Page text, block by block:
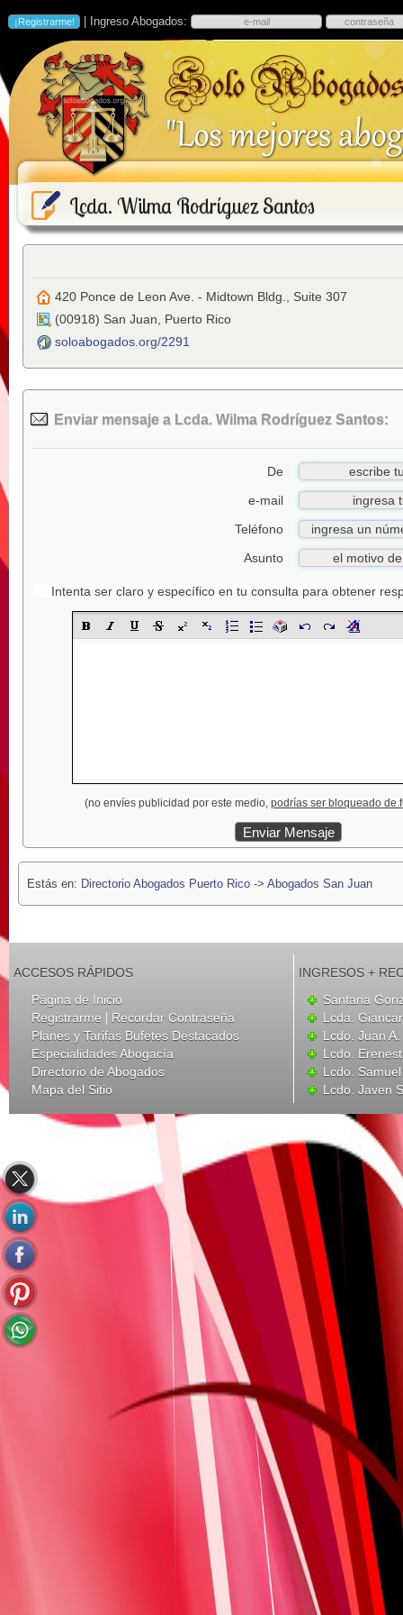
| Ingreso Abogados:
Lcda. Wilma Rodríguez Santos
420 Ponce de Leon Ave. - Midtown Bldg., Suite 307
(00918) San Juan
Puerto Rico
soloabogados.org/2291
Enviar mensaje a Lcda. Wilma Rodríguez Santos:
De
e-mail
Teléfono
Asunto
Intenta ser claro y específico en tu consulta para obtener
(no envíes publicidad por este medio, podrías ser bloqueado de
Estás en: Directorio Abogados Puerto Rico -> Abogados San Juan
ACCESOS RÁPIDOS
Página de Inicio
Registrarme | Recordar Contraseña
Planes y Tarifas Bufetes Destacados
Especialidades Abogacía
Directorio de Abogados
Mapa del Sitio
INGRESOS +
Santana
Lcda.
Lcdo. Juan
Lcdo.
Lcdo.
Lcdo. Javen